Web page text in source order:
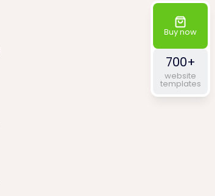
Buy now
700+
website
templates